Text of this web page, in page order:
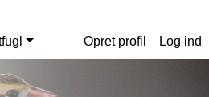
Opret profil Log ind